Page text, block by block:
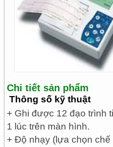
Chi tiết sản phẩm
Thông số kỹ thuật
+ Ghi được 12 đạo trình
1 lúc trên màn hình.
+ Độ nhạy (lựa chọn